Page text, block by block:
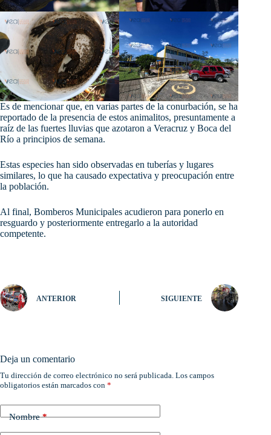
Es de mencionar que, en varias partes de la conurbación, se ha
reportado de la presencia de estos animalitos, presuntamente a
raíz de las fuertes lluvias que azotaron a Veracruz y Boca del
Río a principios de semana.
Estas especies han sido observadas en tuberías y lugares
similares, lo que ha causado expectativa y preocupación entre
la población.
Al final, Bomberos Municipales acudieron para ponerlo en
resguardo y posteriormente entregarlo a la autoridad
competente.
ANTERIOR SIGUIENTE
Deja un comentario
Tu dirección de correo electrónico no será publicada. Los campos
obligatorios están marcados con *
Nombre*